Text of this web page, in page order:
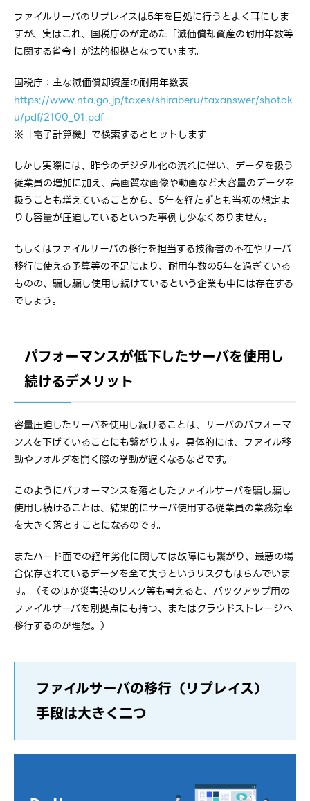
ファイルサーバのリプレイスは5年を目処に行うとよく耳にしま
すが、実はこれ、国税庁のが定めた「減価償却資産の耐用年数等
に関する省令」が法的根拠となっています。
国税庁：主な減価償却資産の耐用年数表
https://www.nta.go.jp/taxes/shiraberu/taxanswer/shotok
u/pdf/2100_01.pdf
※「電子計算機」で検索するとヒットします
しかし実際には、昨今のデジタル化の流れに伴い、データを扱う
従業員の増加に加え、高画質な画像や動画など大容量のデータを
扱うことも増えていることから、5年を経たずとも当初の想定よ
りも容量が圧迫しているといった事例も少なくありません。
もしくはファイルサーバの移行を担当する技術者の不在やサーバ
移行に使える予算等の不足により、耐用年数の5年を過ぎている
ものの、騙し騙し使用し続けているという企業も中には存在する
でしょう。
パフォーマンスが低下したサーバを使用し
続けるデメリット
容量圧迫したサーバを使用し続けることは、サーバのパフォーマ
ンスを下げていることにも繋がります。具体的には、ファイル移
動やフォルダを開く際の挙動が遅くなるなどです。
このようにパフォーマンスを落としたファイルサーバを騙し騙し
使用し続けることは、結果的にサーバ使用する従業員の業務効率
を大きく落とすことになるのです。
またハード面での経年劣化に関しては故障にも繋がり、最悪の場
合保存されているデータを全て失うというリスクもはらんでいま
す。（そのほか災害時のリスク等も考えると、バックアップ用の
ファイルサーバを別拠点にも持つ、またはクラウドストレージへ
移行するのが理想。）
ファイルサーバの移行（リプレイス）
手段は大きく二つ